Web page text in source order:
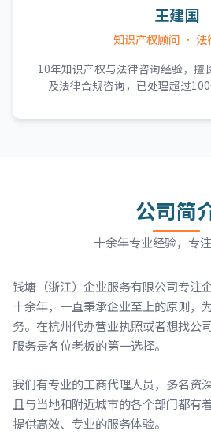
王建国
知识产权顾问 · 法
10年知识产权与法律咨询经验，擅
及法律合规咨询，已处理超过
公司简
十余年专业经验，专
钱塘（浙江）企业服务有限公司专注
十余年，一直秉承企业至上的原则，
务。在杭州代办营业执照或者想找公
服务是各位老板的第一选择。
我们有专业的工商代理人员，多名资
且与当地和附近城市的各个部门都有
提供高效、专业的服务体验。